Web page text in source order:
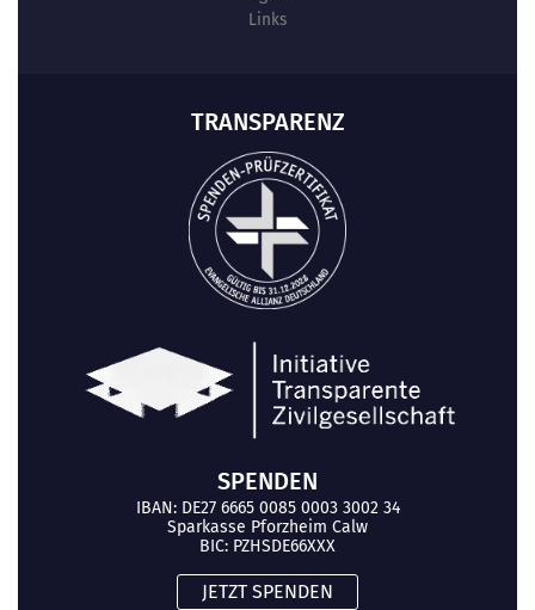
Links
TRANSPARENZ
SPENDEN
IBAN: DE27 6665 0085 0003 3002 34
Sparkasse Pforzheim Calw
BIC: PZHSDE66XXX
JETZT SPENDEN